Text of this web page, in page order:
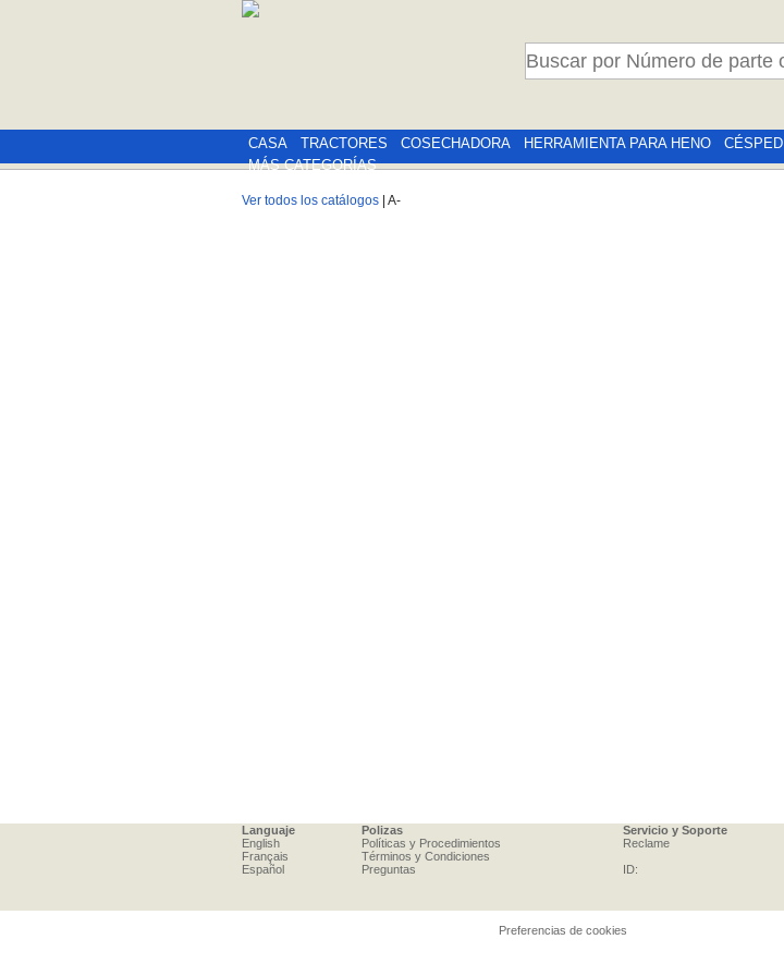
CASA
TRACTORES COSECHADORA HERRAMIENTA PARA HENO CÉSPED
MÁS CATEGORÍAS
Ver todos los catálogos | A-
Languaje
English
Français
Español
Polizas
Políticas y Procedimientos
Términos y Condiciones
Preguntas
Servicio y Soporte
Reclame
ID:
Preferencias de cookies